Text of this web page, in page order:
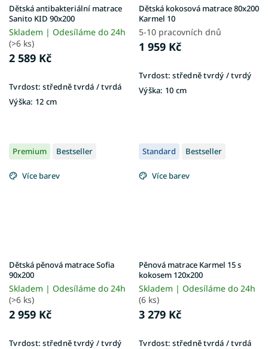
Dětská antibakteriální matrace
Sanito KID 90x200
Skladem | Odesíláme do 24h
(>6 ks)
2 589 Kč
Tvrdost: středně tvrdá / tvrdá
Výška: 12 cm
Dětská kokosová matrace 80x200
Karmel 10
5-10 pracovních dnů
1 959 Kč
Tvrdost: středně tvrdý / tvrdý
Výška: 10 cm
Premium Bestseller
Více barev
Dětská pěnová matrace Sofia
90x200
Skladem | Odesíláme do 24h
(>6 ks)
2 959 Kč
Tvrdost:středně tvrdý / tvrdý
Standard Bestseller
Více barev
Pěnová matrace Karmel 15 s
kokosem 120x200
Skladem | Odesíláme do 24h
(6 ks)
3 279 Kč
Tvrdost: středně tvrdá / tvrdá